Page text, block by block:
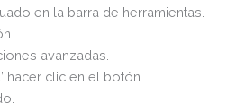
en la barra de herramientas.
avanzadas.
hacer clic en el botón